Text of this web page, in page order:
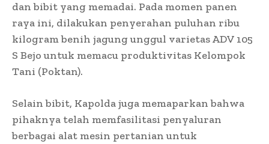
dan bibit yang memadai. Pada momen panen
raya ini, dilakukan penyerahan puluhan ribu
kilogram benih jagung unggul varietas ADV 105
S Bejo untuk memacu produktivitas Kelompok
Tani (Poktan).
Selain bibit, Kapolda juga memaparkan bahwa
pihaknya telah memfasilitasi penyaluran
berbagai alat mesin pertanian untuk